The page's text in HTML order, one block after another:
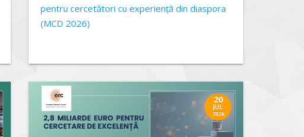
pentru cercetători cu experiență din diaspora
(MCD 2026)
20
JUL
2026